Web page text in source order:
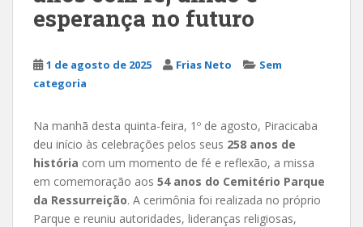
esperança no futuro
1 de agosto de 2025 Frias Neto
Sem
categoria
Na manhã desta quinta-feira, 1º de agosto, Piracicaba
deu início às celebrações pelos seus 258 anos de
história com um momento de fé e reflexão, a missa
em comemoração aos 54 anos do Cemitério Parque
da Ressurreição. A cerimônia foi realizada no próprio
Parque e reuniu autoridades, lideranças religiosas,